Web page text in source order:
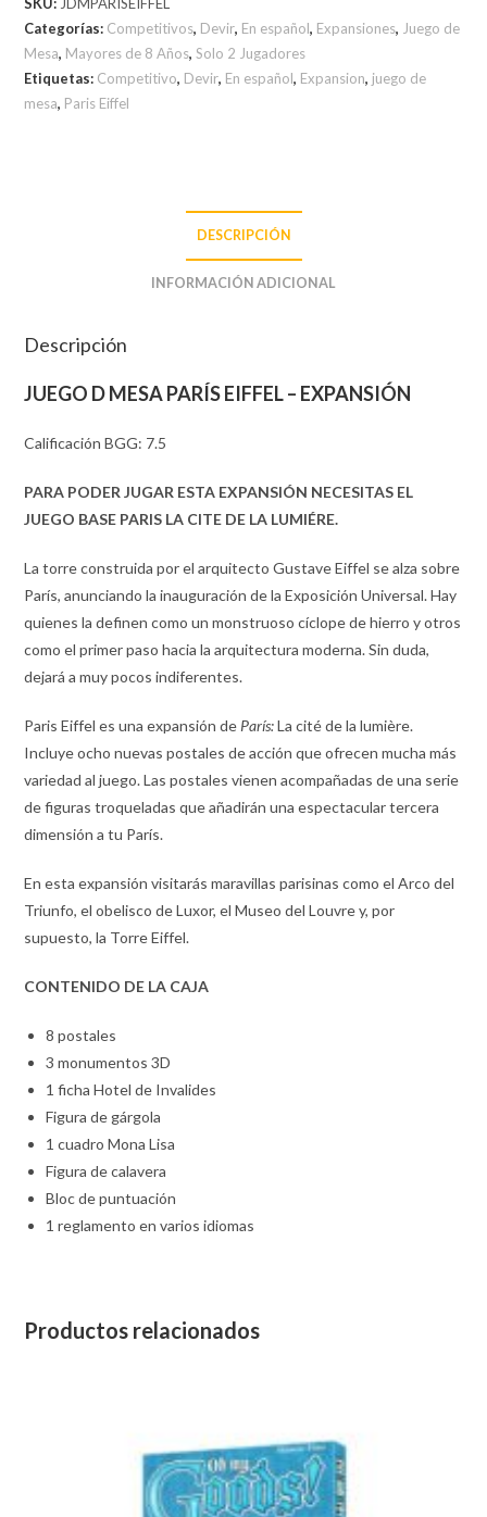
Categorías: Competitivos, Devir, En español, Expansiones, Juego de
Mesa, Mayores de 8 Años,Solo 2 Jugadores
Etiquetas: Competitivo, Devir, En español, Expansion, juego de
mesa, Paris Eiffel
DESCRIPCIÓN
INFORMACIÓN ADICIONAL
Descripción
JUEGO D MESA PARÍS EIFFEL – EXPANSIÓN
Calificación BGG: 7.5
PARA PODER JUGAR ESTA EXPANSIÓN NECESITAS EL
JUEGO BASE PARIS LA CITE DE LA LUMIÉRE.
La torre construida por el arquitecto Gustave Eiffel se alza sobre
París, anunciando la inauguración de la Exposición Universal. Hay
quienes la definen como un monstruoso cíclope de hierro y otros
como el primer paso hacia la arquitectura moderna. Sin duda,
dejará a muy pocos indiferentes.
Paris Eiffel es una expansión de París:La cité de la lumière.
Incluye ocho nuevas postales de acción que ofrecen mucha más
variedad al juego. Las postales vienen acompañadas de una serie
de figuras troqueladas que añadirán una espectacular tercera
dimensión a tu París.
En esta expansión visitarás maravillas parisinas como el Arco del
Triunfo, el obelisco de Luxor, el Museo del Louvre y, por
supuesto, la Torre Eiffel.
CONTENIDO DE LA CAJA
8 postales
3 monumentos 3D
1 ficha Hotel de Invalides
Figura de gárgola
1 cuadro Mona Lisa
Figura de calavera
Bloc de puntuación
1 reglamento en varios idiomas
Productos relacionados